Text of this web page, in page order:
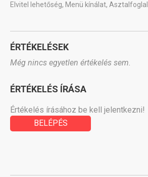
Elvitel lehetőség, Menü kínálat,
ÉRTÉKELÉSEK
Még nincs egyetlen értékelés sem.
ÉRTÉKELÉS ÍRÁSA
Értékelés írásához be kell jelentkezni!
BELÉPÉS